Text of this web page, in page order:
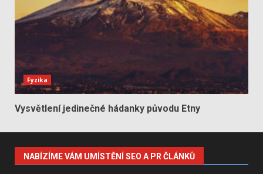
Fyzika
Vysvětlení jedinečné hádanky původu Etny
NABÍZÍME VÁM UMÍSTĚNÍ SEO A PR ČLÁNKŮ